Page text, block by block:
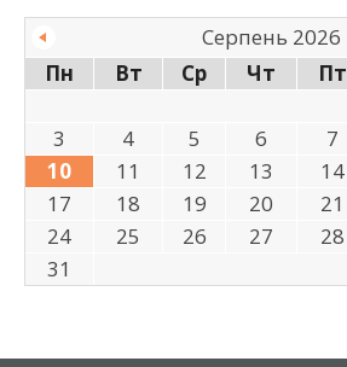
Серпень 2026
Пн
Вт Ср Чт Пт
3
4 5 6 7
10
11 12 13 14
17
18 19 20 21
24
25 26 27 28
31